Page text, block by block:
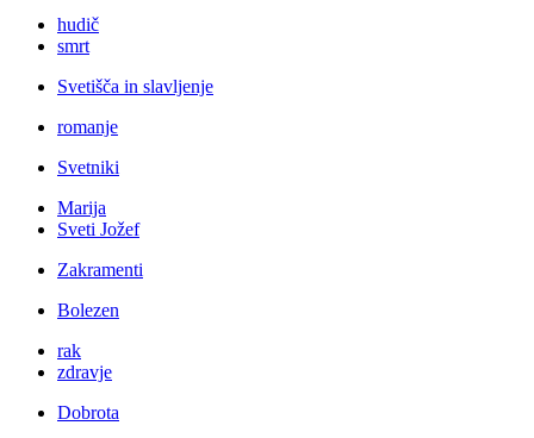
hudič
smrt
Svetišča in slavljenje
romanje
Svetniki
Marija
Sveti Jožef
Zakramenti
Bolezen
rak
zdravje
Dobrota